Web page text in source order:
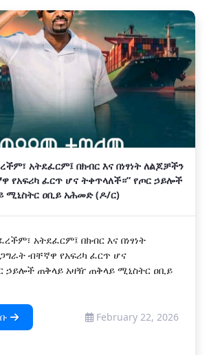
አትደፈርም፤ በክብር እና በነፃነት ለልጆቻችን
የአፍሪካ ፈርጥ ሆና ትቀጥላለች።” የጦር ኃይሎች
ሚኒስትር ዐቢይ አሕመድ (ዶ/ር)
አትደፈርም፤ በክብር እና በነፃነት
ብቸኛዋ የአፍሪካ ፈርጥ ሆና
ኃይሎች ጠቅላይ አዛዥ ጠቅላይ ሚኒስትር ዐቢይ
February 22, 2026